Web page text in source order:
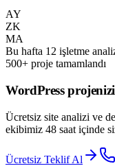
AY
ZK
MA
Bu hafta 12 işletme
500+ proje tamamlandı
WordPress
Ücretsiz site analizi ve
ekibimiz 48 saat içinde
Ücretsiz Teklif Al